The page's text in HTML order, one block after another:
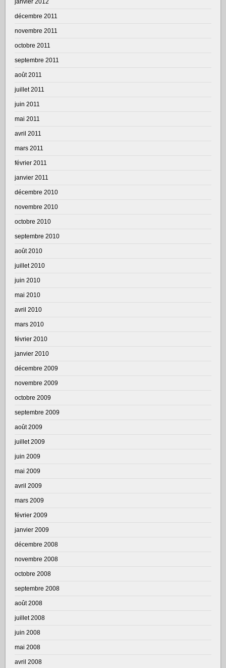
décembre 2011
novembre 2011
octobre 2011
septembre 2011
août 2011
juillet 2011
juin 2011
mai 2011
avril 2011
mars 2011
février 2011
janvier 2011
décembre 2010
novembre 2010
octobre 2010
septembre 2010
août 2010
juillet 2010
juin 2010
mai 2010
avril 2010
mars 2010
février 2010
janvier 2010
décembre 2009
novembre 2009
octobre 2009
septembre 2009
août 2009
juillet 2009
juin 2009
mai 2009
avril 2009
mars 2009
février 2009
janvier 2009
décembre 2008
novembre 2008
octobre 2008
septembre 2008
août 2008
juillet 2008
juin 2008
mai 2008
avril 2008